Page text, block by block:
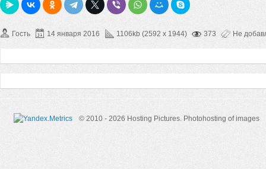
Гость 14 января 2016 1106kb (2592 x 1944) 373 Не
© 2010 - 2026 Hosting Pictures. Photohosting of images